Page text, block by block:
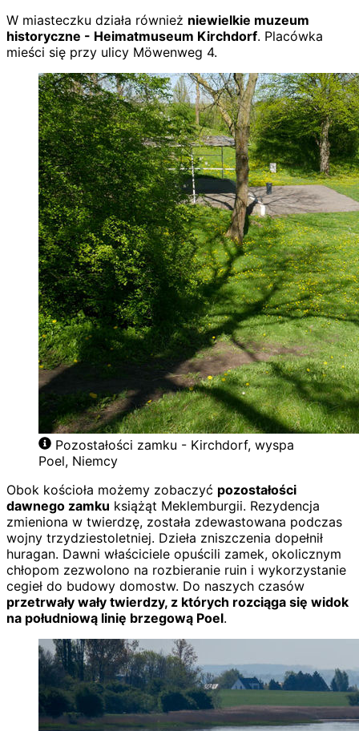
W miasteczku działa również niewielkie muzeum
historyczne - Heimatmuseum Kirchdorf. Placówka
mieści się przy ulicy Möwenweg 4.
Pozostałości zamku - Kirchdorf, wyspa
Poel, Niemcy
Obok kościoła możemy zobaczyć pozostałości
dawnego zamku książąt Meklemburgii. Rezydencja
zmieniona w twierdzę, została zdewastowana podczas
wojny trzydziestoletniej. Dzieła zniszczenia dopełnił
huragan. Dawni właściciele opuścili zamek, okolicznym
chłopom zezwolono na rozbieranie ruin i wykorzystanie
cegieł do budowy domostw. Do naszych czasów
przetrwały wały twierdzy, z których rozciąga się widok
na południową linię brzegową Poel.